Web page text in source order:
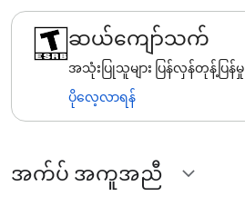
ဆယ်ကျော်သက်
အသုံးပြုသူများ ပြန်လှန်တုန့်ပြန်မှု
ပိုလေ့လာရန်
အက်ပ် အကူအညီ expand_more